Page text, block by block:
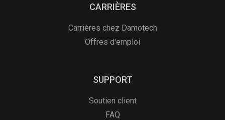
CARRIÈRES
Carrières chez Damotech
Offres d'emploi
SUPPORT
Soutien client
FAQ